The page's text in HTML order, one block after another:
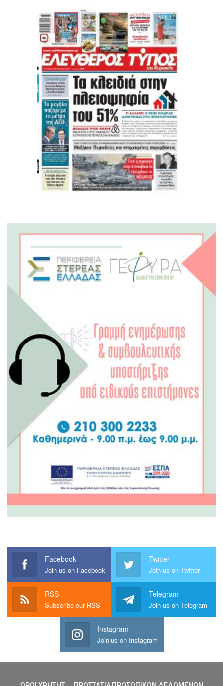
Facebook
Join us on Facebook
Twitter
Join us on Twitter
RSS
Subscribe our RSS
Telegram
Join us on Telegram
Instagram
Join us on Instagram